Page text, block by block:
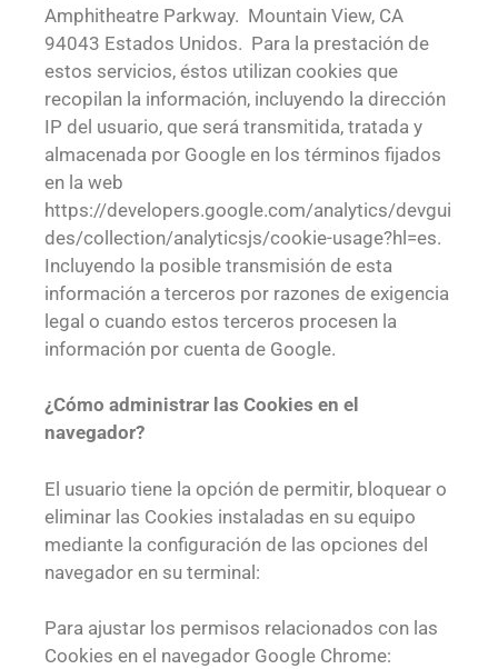
Amphitheatre Parkway. Mountain View, CA
94043 Estados Unidos. Para la prestación de
estos servicios, éstos utilizan cookies que
recopilan la información, incluyendo la dirección
IP del usuario, que será transmitida, tratada y
almacenada por Google en los términos fijados
en la web
https://developers.google.com/analytics/devgui
des/collection/analyticsjs/cookie-usage?hl=es.
Incluyendo la posible transmisión de esta
información a terceros por razones de exigencia
legal o cuando estos terceros procesen la
información por cuenta de Google.
¿Cómo administrar las Cookies en el
navegador?
El usuario tiene la opción de permitir, bloquear o
eliminar las Cookies instaladas en su equipo
mediante la configuración de las opciones del
navegador en su terminal:
Para ajustar los permisos relacionados con las
Cookies en el navegador Google Chrome: